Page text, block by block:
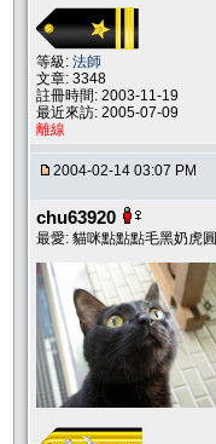
等級: 法師
文章: 3348
註冊時間: 2003-11-19
最近來訪: 2005-07-09
離線
2004-02-14 03:07 PM
chu63920
最愛: 貓咪點點點毛黑奶虎圓